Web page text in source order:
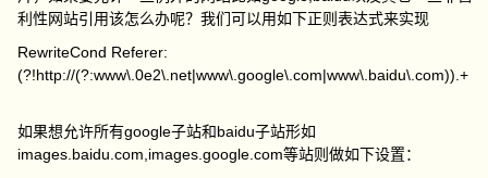
利性网站引用该怎么办呢？我们可以用如下正则表达式来实现
RewriteCond Referer:
(?!http://(?:www\.0e2\.net|www\.google\.com|www\.baidu\.com)).+
如果想允许所有google子站和baidu子站形如
images.baidu.com,images.google.com等站则做如下设置：